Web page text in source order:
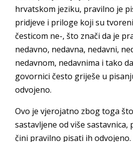
hrvatskom jeziku, pravilno je
pridjeve i priloge koji su
česticom ne-, što znači da je
nedavno, nedavna, nedavni,
nedavnom, nedavnima i tako
govornici često griješe u
odvojeno.
Ovo je vjerojatno zbog toga
sastavljene od više sastavnica,
čini pravilno pisati ih